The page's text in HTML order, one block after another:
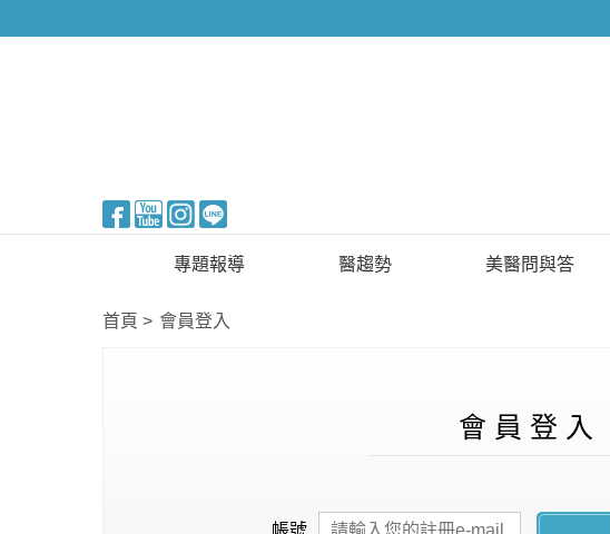
專題報導
新知快訊
醫趨勢 美醫問與答
首頁 會員登入
會 員 登 入